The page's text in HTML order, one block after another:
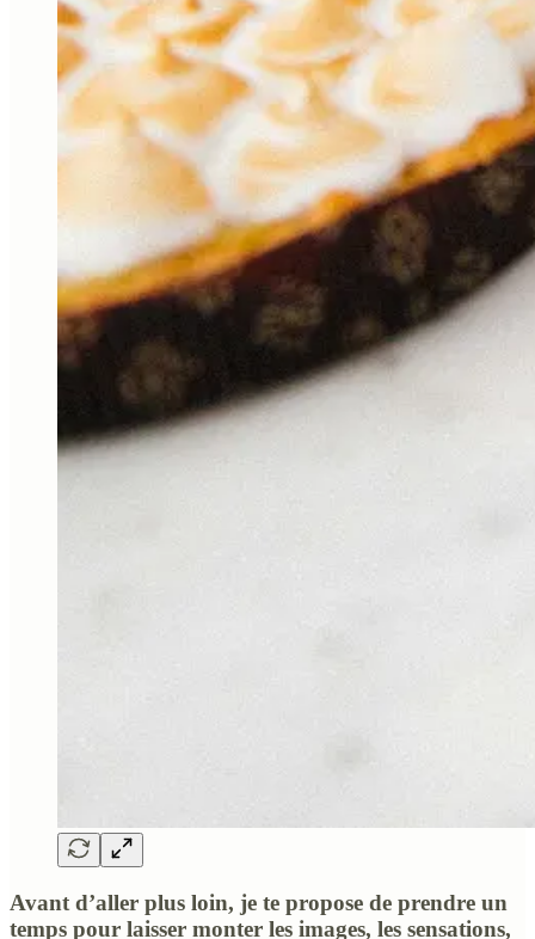
Avant d’aller plus loin, je te propose de prendre un
temps pour laisser monter les images, les sensations,